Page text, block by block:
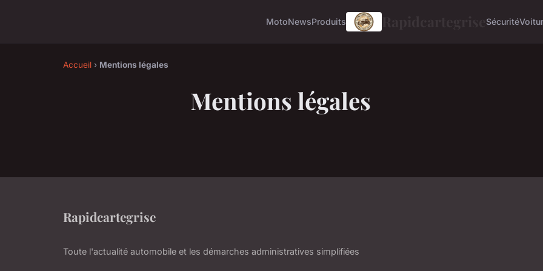
MotoNewsProduits Sécurité
Accueil › Mentions légales
Mentions légales
Rapidcartegrise
Toute l'actualité automobile et les démarches administratives simplifiées